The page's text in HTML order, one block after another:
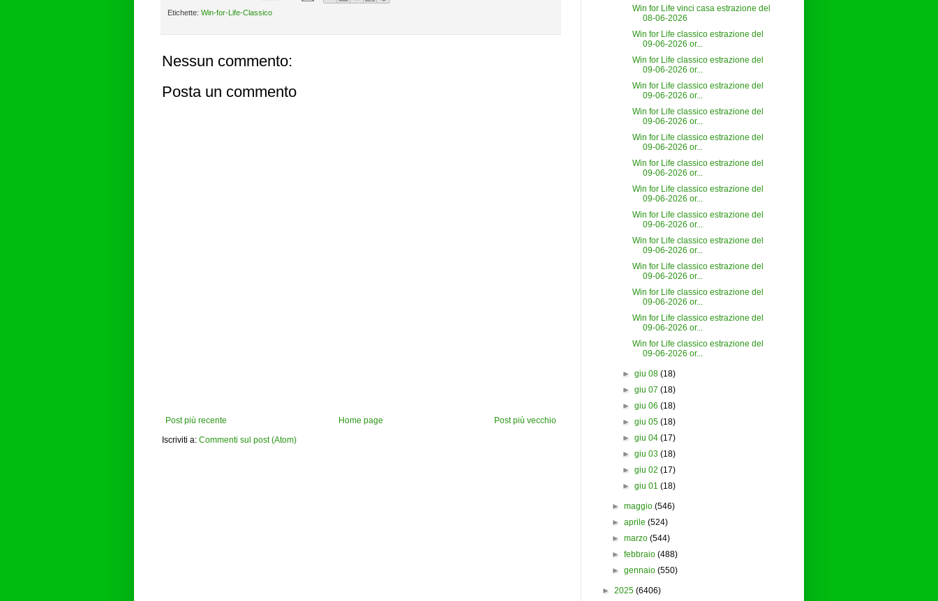
Etichette: Win-for-Life-Classico
Nessun commento:
Posta un commento
Post più recente Post più vecchio
Home page
Iscriviti a: Commenti sul post (Atom)
Win for Life vinci casa estrazione del
08-06-2026
Win for Life classico estrazione del
09-06-2026 or...
Win for Life classico estrazione del
09-06-2026 or...
Win for Life classico estrazione del
09-06-2026 or...
Win for Life classico estrazione del
09-06-2026 or...
Win for Life classico estrazione del
09-06-2026 or...
Win for Life classico estrazione del
09-06-2026 or...
Win for Life classico estrazione del
09-06-2026 or...
Win for Life classico estrazione del
09-06-2026 or...
Win for Life classico estrazione del
09-06-2026 or...
Win for Life classico estrazione del
09-06-2026 or...
Win for Life classico estrazione del
09-06-2026 or...
Win for Life classico estrazione del
09-06-2026 or...
Win for Life classico estrazione del
09-06-2026 or...
► giu 08 (18)
► giu 07 (18)
► giu 06 (18)
► giu 05 (18)
► giu 04 (17)
► giu 03 (18)
► giu 02 (17)
► giu 01 (18)
►maggio (546)
►aprile (524)
►marzo (544)
►febbraio (488)
►gennaio (550)
► 2025 (6406)